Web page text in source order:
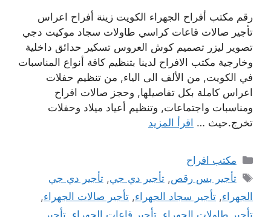
رقم مكتب أفراح الجهراء الكويت زينة أفراح اعراس
تأجير صالات قاعات كراسي طاولات سجاد موكيت دجي
تصوير ليزر تصميم كوش العروس تسكير حدائق داخلية
وخارجية مكتب الافراح لدينا بتنظيم كافة أنواع المناسبات
في الكويت, من الألف الى الياء, من تنظيم حفلات
اعراس كاملة بكل تفاصيلها, وحجز صالات افراح
ومناسبات واجتماعات, وتنظيم أعياد ميلاد وحفلات
تخرج.حيث … اقرأ المزيد
التصنيفات
مكتب افراح
الوسوم
تأجير بس رقص,تأجير دي جي,تأجير دي جي
الجهراء, تأجير سجاد الجهراء, تأجير صالات الجهراء,
تأجير طاولات الجهراء, تأجير قاعات الجهراء, تأجير